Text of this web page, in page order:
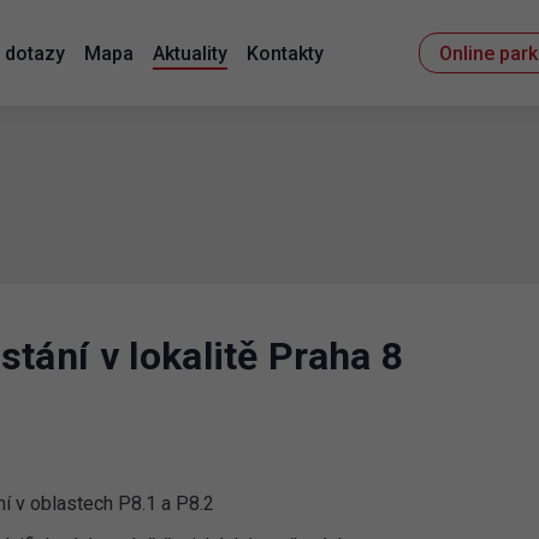
dotazy Mapa Aktuality Kontakty Online
v lokalitě Praha 8
v oblastech P8.1 a P8.2